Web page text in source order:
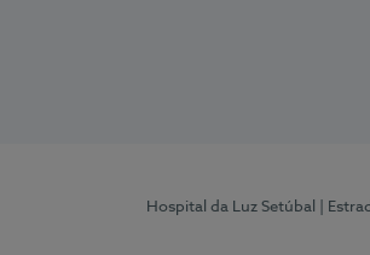
Hospital da Luz Setúbal |